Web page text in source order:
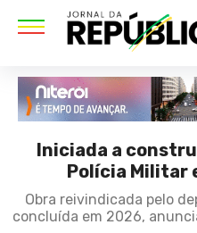
Iniciada a
Polícia Militar
Obra reivindicada pelo
concluída em 2026,